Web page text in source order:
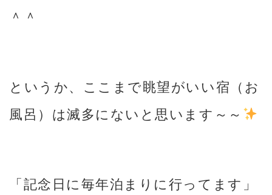
＾＾
というか、ここまで眺望がいい宿（お
風呂）は滅多にないと思います～～
「記念日に毎年泊まりに行ってます」